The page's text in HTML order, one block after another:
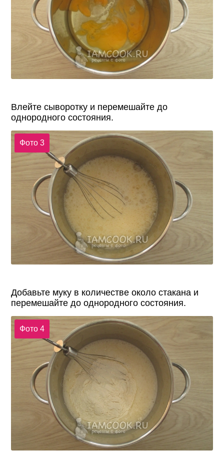
Влейте сыворотку и перемешайте до
однородного состояния.
Фото 3
Добавьте муку в количестве около стакана и
перемешайте до однородного состояния.
Фото 4